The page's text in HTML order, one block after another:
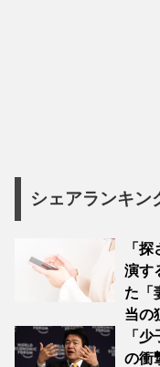
シェアランキン
「
演す
た「
当の
「
の衝